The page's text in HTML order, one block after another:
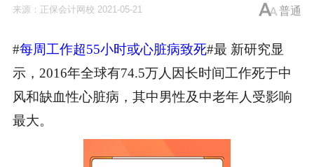
普通
来源： 正保会计网校 2021-05-21
#每周工作超55小时或心脏病致死#最 新研究显
示，2016年全球有74.5万人因长时间工作死于中
风和缺血性心脏病，其中男性及中老年人受影响
最大。